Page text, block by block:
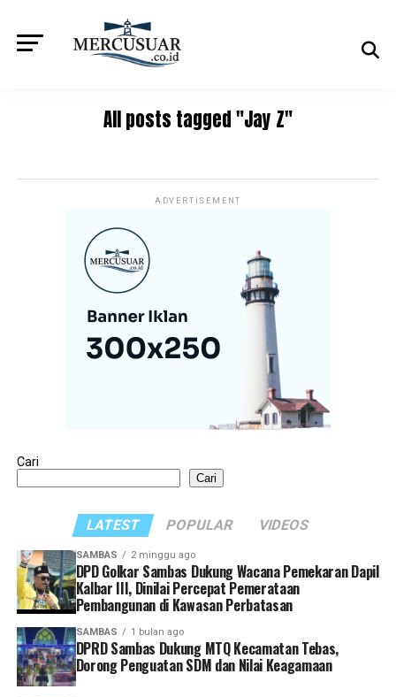
All posts tagged "Jay Z"
ADVERTISEMENT
Cari
Cari
LATEST POPULAR VIDEOS
SAMBAS 2 minggu ago
DPD Golkar Sambas Dukung Wacana Pemekaran Dapil
Kalbar III, Dinilai Percepat Pemerataan
Pembangunan di Kawasan Perbatasan
SAMBAS 1 bulan ago
DPRD Sambas Dukung MTQ Kecamatan Tebas,
Dorong Penguatan SDM dan Nilai Keagamaan